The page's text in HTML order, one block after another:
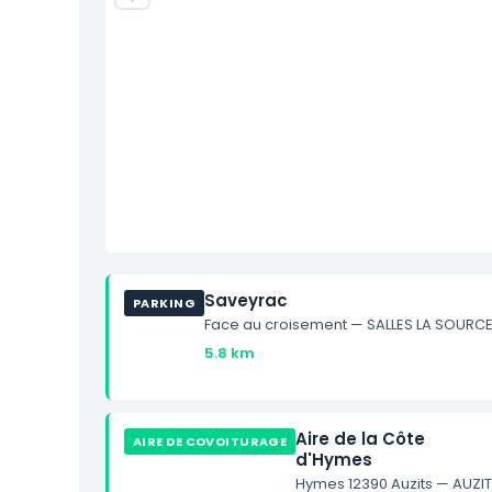
PARKING Saveyrac
Face au croisement — SALLES LA
5.8 km
AIRE DE COVOITURAGE Aire de la Côte
d'Hymes
Hymes 12390 Auzits —